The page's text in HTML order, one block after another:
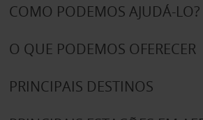
COMO PODEMOS AJUDÁ-LO?
O QUE PODEMOS OFERECER
PRINCIPAIS DESTINOS